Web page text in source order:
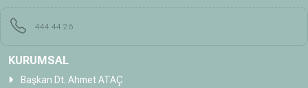
444 44 26
KURUMSAL
Başkan Dt. Ahmet ATAÇ